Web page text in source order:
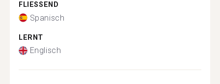
FLIESSEND
Spanisch
LERNT
Englisch